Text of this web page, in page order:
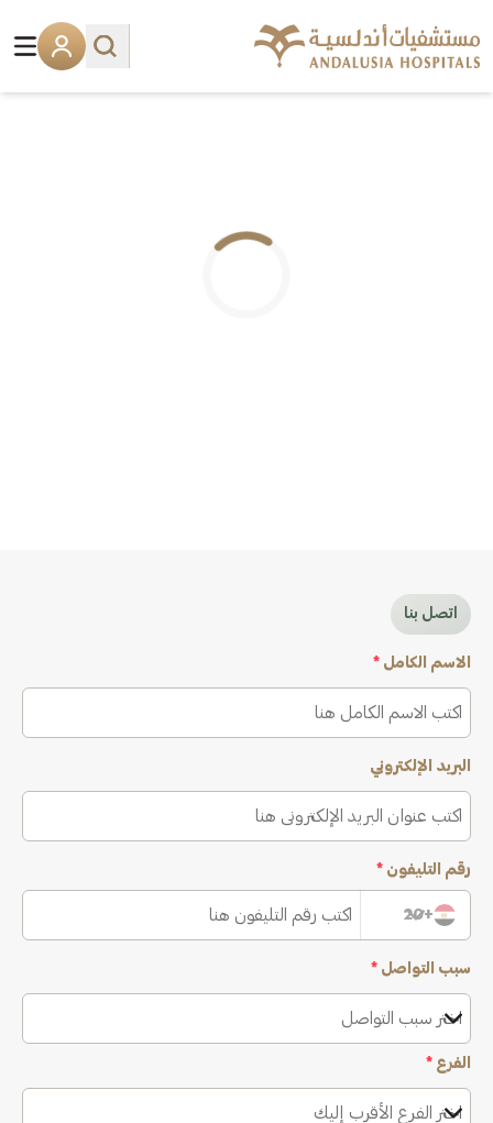
اتصل بنا
الاسم الكامل *
البريد الإلكتروني
رقم التليفون *
+20
سبب التواصل *
اختر سبب التواصل
الفرع *
اختر الفرع الأقرب إليك